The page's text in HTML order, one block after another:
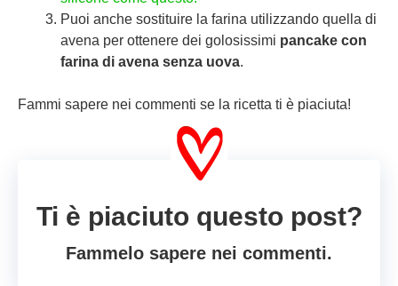
Puoi anche sostituire la farina utilizzando quella di
avena per ottenere dei golosissimi pancake con
farina di avena senza uova.
Fammi sapere nei commenti se la ricetta ti è piaciuta!
Ti è piaciuto questo post?
Fammelo sapere nei commenti.